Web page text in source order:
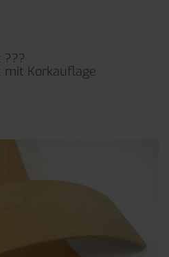
mit Korkauflage